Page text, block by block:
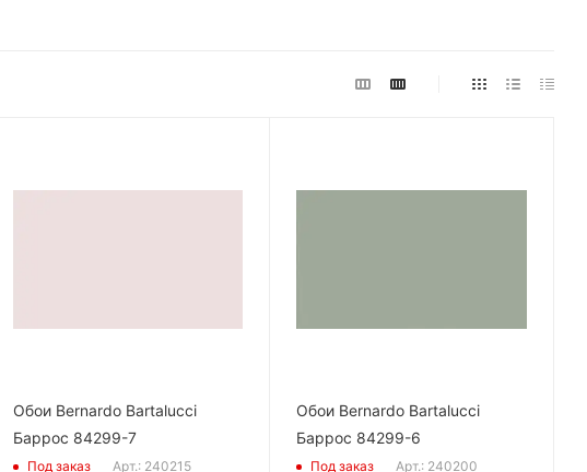
Обои Bernardo Bartalucci
Баррос 84299-7
Под заказ Арт.: 240215
Обои Bernardo Bartalucci
Баррос 84299-6
Под заказ Арт.: 240200